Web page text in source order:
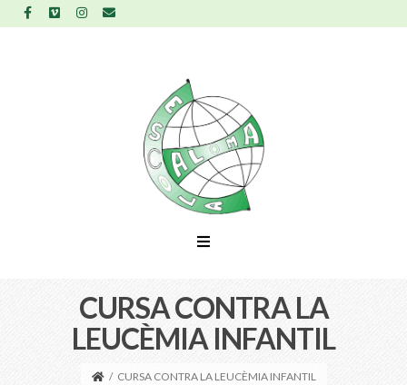
CURSA CONTRA LA
LEUCÈMIA INFANTIL
/ CURSA CONTRA LA LEUCÈMIA INFANTIL